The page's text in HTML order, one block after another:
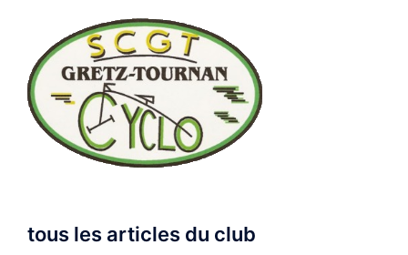
tous les articles du club